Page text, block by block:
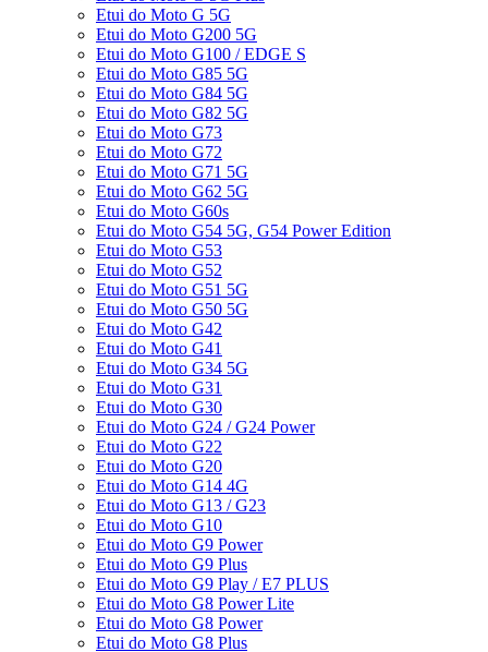
Etui do Moto G 5G
Etui do Moto G200 5G
Etui do Moto G100 / EDGE S
Etui do Moto G85 5G
Etui do Moto G84 5G
Etui do Moto G82 5G
Etui do Moto G73
Etui do Moto G72
Etui do Moto G71 5G
Etui do Moto G62 5G
Etui do Moto G60s
Etui do Moto G54 5G, G54 Power Edition
Etui do Moto G53
Etui do Moto G52
Etui do Moto G51 5G
Etui do Moto G50 5G
Etui do Moto G42
Etui do Moto G41
Etui do Moto G34 5G
Etui do Moto G31
Etui do Moto G30
Etui do Moto G24 / G24 Power
Etui do Moto G22
Etui do Moto G20
Etui do Moto G14 4G
Etui do Moto G13 / G23
Etui do Moto G10
Etui do Moto G9 Power
Etui do Moto G9 Plus
Etui do Moto G9 Play / E7 PLUS
Etui do Moto G8 Power Lite
Etui do Moto G8 Power
Etui do Moto G8 Plus